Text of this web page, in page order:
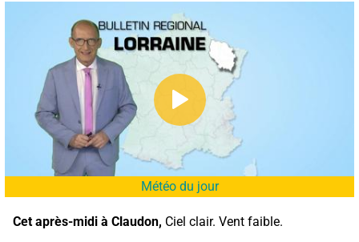
Météo du jour
Cet après-midi à Claudon, Ciel clair. Vent faible.